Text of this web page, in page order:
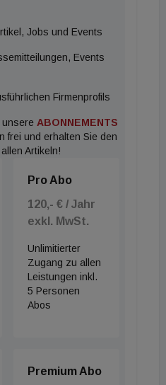
Jobs und Events
Events
Firmenprofils
unsere ABONNEMENTS
frei und erhalten Sie den
Artikeln!
Pro Abo
120,- € / Jahr
exkl. MwSt.
Unlimitierter
Zugang zu allen
Leistungen inkl.
5 Personen
Abos
Premium Abo